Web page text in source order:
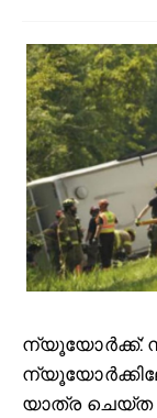
ന്യൂയോർക്ക്:
യാത്ര ചെയ്ത